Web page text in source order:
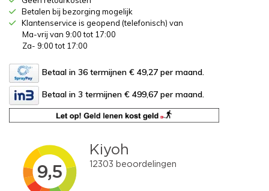
Betalen bij bezorging mogelijk
Klantenservice is geopend (telefonisch) van
Ma-vrij van 9:00 tot 17:00
Za- 9:00 tot 17:00
Betaal in 36 termijnen € 49,27 per maand.
Betaal in 3 termijnen € 499,67 per maand.